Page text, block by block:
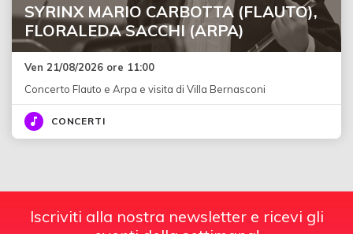
SYRINX MARIO CARBOTTA (FLAUTO),
FLORALEDA SACCHI (ARPA)
Ven 21/08/2026 ore 11:00
Concerto Flauto e Arpa e visita di Villa Bernasconi
CONCERTI
Iscriviti alla nostra newsletter e ricevi gli